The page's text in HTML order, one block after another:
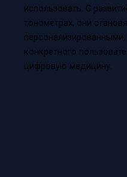
использовать. С
тонометрах, они
конкретного
цифровую медицину.